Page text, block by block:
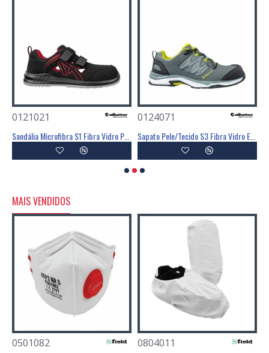
0121021 0124071
MAIS VENDIDOS
0501082 0804011